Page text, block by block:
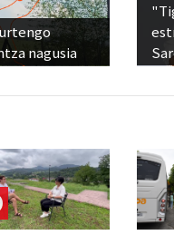
nagusia